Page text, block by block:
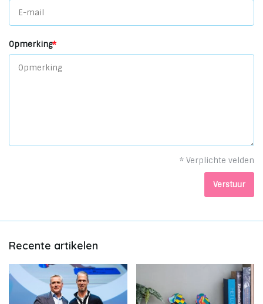
Opmerking*
* Verplichte velden
Verstuur
Recente artikelen